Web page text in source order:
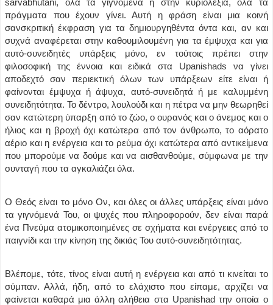
sarvabhutani, όλα τα γιγνόμενα ή στην κυριολεξία, όλα τα
πράγματα που έχουν γίνει. Αυτή η φράση είναι μια κοινή
σανσκριτική έκφραση για τα δημιουργηθέντα όντα και, αν και
συχνά αναφέρεται στην καθουμιλουμένη για τα έμψυχα και για
αυτό-συνειδητές υπάρξεις μόνο, εν τούτοις πρέπει στην
φιλοσοφική της έννοια και ειδικά στα Upanishads να γίνει
αποδεχτό σαν περιεκτική όλων των υπάρξεων είτε είναι ή
φαίνονται έμψυχα ή άψυχα, αυτό-συνειδητά ή με καλυμμένη
συνειδητότητα. Το δέντρο, λουλούδι και η πέτρα να μην θεωρηθεί
σαν κατώτερη ύπαρξη από το ζώο, ο ουρανός και ο άνεμος και ο
ήλιος και η βροχή όχι κατώτερα από τον άνθρωπο, το αόρατο
αέριο και η ενέργεια και το ρεύμα όχι κατώτερα από αντικείμενα
που μπορούμε να δούμε και να αισθανθούμε, σύμφωνα με την
συνταγή που τα αγκαλιάζει όλα.
Ο Θεός είναι το μόνο Ον, και όλες οι άλλες υπάρξεις είναι μόνο
τα γιγνόμενά Του, οι ψυχές που πληροφορούν, δεν είναι παρά
ένα Πνεύμα ατομικοποιημένες σε σχήματα και ενέργειες από το
παιγνίδι και την κίνηση της δικιάς Του αυτό-συνειδητότητας.
Βλέπομε, τότε, τίνος είναι αυτή η ενέργεια και από τι κινείται το
σύμπαν. Αλλά, ήδη, από το ελάχιστο που είπαμε, αρχίζει να
φαίνεται καθαρά μια άλλη αλήθεια στα Upanishad την οποία ο